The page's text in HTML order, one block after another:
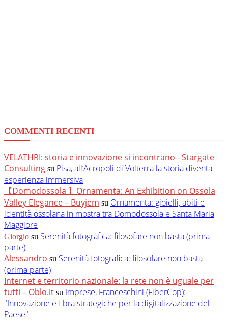
COMMENTI RECENTI
VELATHRI: storia e innovazione si incontrano - Stargate
Consulting su Pisa, all’Acropoli di Volterra la storia diventa
esperienza immersiva
【Domodossola 】Ornamenta: An Exhibition on Ossola
Valley Elegance – Buyjem su Ornamenta: gioielli, abiti e
identità ossolana in mostra tra Domodossola e Santa Maria
Maggiore
Giorgio su Serenità fotografica: filosofare non basta (prima
parte)
Alessandro su Serenità fotografica: filosofare non basta
(prima parte)
Internet e territorio nazionale: la rete non è uguale per
tutti – Oblo.it su Imprese, Franceschini (FiberCop):
"Innovazione e fibra strategiche per la digitalizzazione del
Paese"